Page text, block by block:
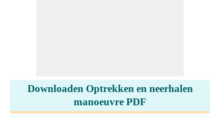
Downloaden Optrekken en neerhalen
manoeuvre PDF